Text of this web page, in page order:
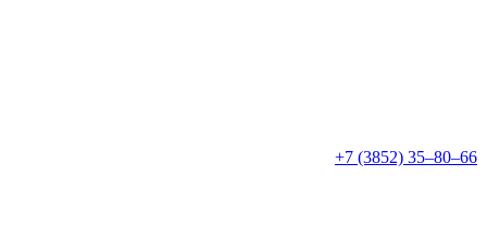
+7 (3852) 35‒80‒66